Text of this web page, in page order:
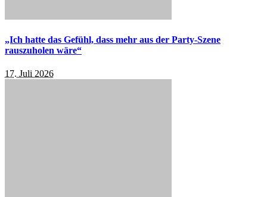
„Ich hatte das Gefühl, dass mehr aus der Party-Szene
rauszuholen wäre“
17. Juli 2026